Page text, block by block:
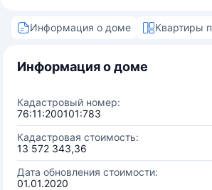
Информация о доме Квартиры
Информация о доме
Кадастровый номер:
76:11:200101:783
Кадастровая стоимость:
13 572 343,36
Дата обновления стоимости:
01.01.2020